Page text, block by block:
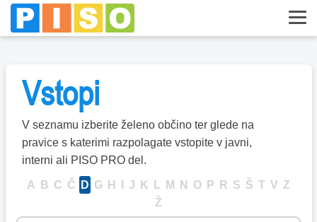
Vstopi
V seznamu izberite želeno občino ter glede na
pravice s katerimi razpolagate vstopite v javni,
interni ali PISO PRO del.
A B C Č D G H J K L M N O P R S Š T V Z
Ž
DIVAČA
DOBRNA
DOBROVA-POLHOV GRADEC
DOBROVNIK
DOL PRI LJUBLJANI
DOLENJSKE TOPLICE
DOMŽALE